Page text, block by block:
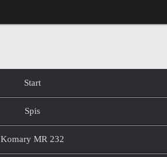
Start
Spis
Komary MR 232